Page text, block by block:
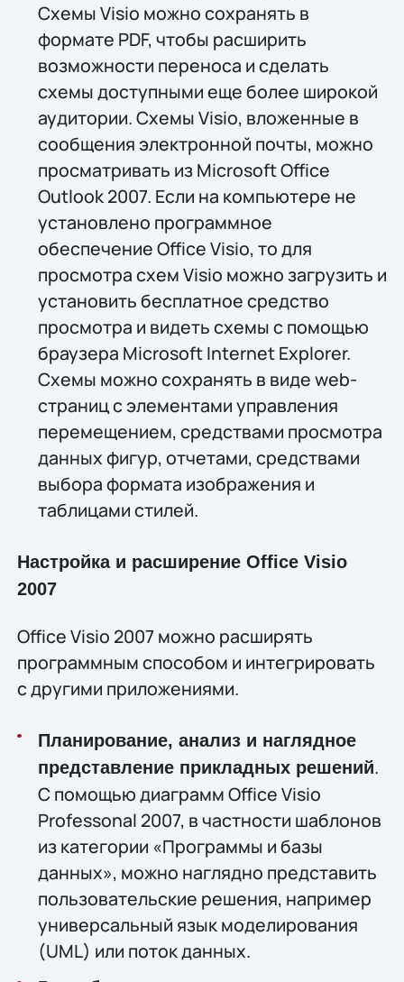
Схемы Visio можно сохранять в
формате PDF, чтобы расширить
возможности переноса и сделать
схемы доступными еще более широкой
аудитории. Схемы Visio, вложенные в
сообщения электронной почты, можно
просматривать из Microsoft Office
Outlook 2007. Если на компьютере не
установлено программное
обеспечение Office Visio, то для
просмотра схем Visio можно загрузить и
установить бесплатное средство
просмотра и видеть схемы с помощью
браузера Microsoft Internet Explorer.
Схемы можно сохранять в виде web-
страниц с элементами управления
перемещением, средствами просмотра
данных фигур, отчетами, средствами
выбора формата изображения и
таблицами стилей.
Настройка и расширение Office Visio
2007
Office Visio 2007 можно расширять
программным способом и интегрировать
с другими приложениями.
Планирование, анализ и наглядное
представление прикладных решений.
С помощью диаграмм Office Visio
Professonal 2007, в частности шаблонов
из категории «Программы и базы
данных», можно наглядно представить
пользовательские решения, например
универсальный язык моделирования
(UML) или поток данных.